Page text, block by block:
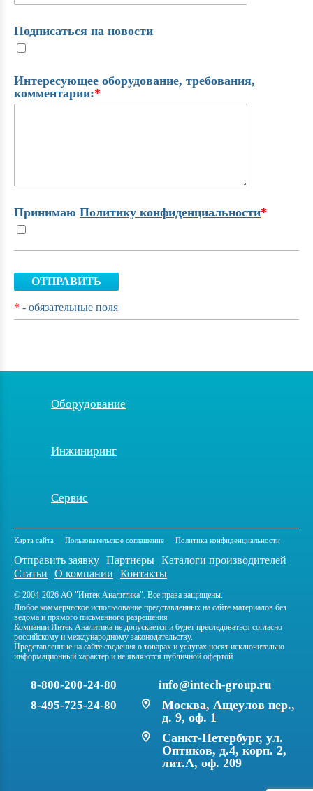
Подписаться на новости
Интересующее оборудование, требования,
комментарии:*
Принимаю Политику конфиденциальности*
ОТПРАВИТЬ
* - обязательные поля
Оборудование
Инжиниринг
Сервис
Карта сайта Пользовательское соглашение Политика конфиденциальности
Отправить заявку Партнеры Каталоги производителей
Статьи
О компании Контакты
© 2004-2026 АО "Интек Аналитика". Все права защищены.
Любое коммерческое использование представленных на сайте материалов без
ведома и прямого письменного разрешения
Компании Интек Аналитика не допускается и будет преследоваться согласно
российскому и международному законодательству.
Представленные на сайте сведения о товарах и услугах носят исключительно
информационный характер и не являются публичной офертой.
8-800-200-24-80
8-495-725-24-80
info@intech-group.ru
Москва, Ащеулов пер.,
д. 9, оф. 1
Санкт-Петербург, ул.
Оптиков, д.4, корп. 2,
лит.А, оф. 209